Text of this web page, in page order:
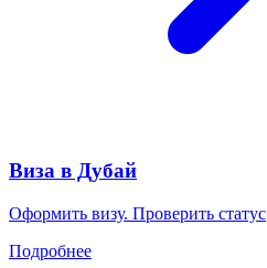
Виза в Дубай
Оформить визу. Проверить статус
Подробнее